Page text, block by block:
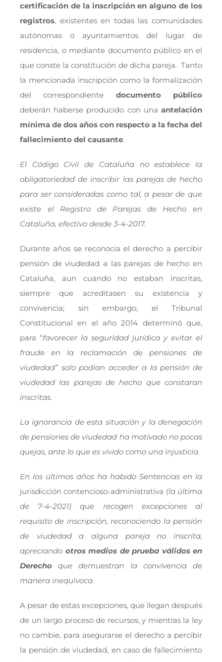
certificación de la inscripción en alguno de los
registros, existentes en todas las comunidades
autónomas o ayuntamientos del lugar de
residencia, o mediante documento público en el
que conste la constitución de dicha pareja. Tanto
la mencionada inscripción como la formalización
del correspondiente documento público
deberán haberse producido con una antelación
mínima de dos años con respecto a la fecha del
fallecimiento del causante.
El Código Civil de Cataluña no establece la
obligatoriedad de inscribir las parejas de hecho
para ser consideradas como tal, a pesar de que
existe el Registro de Parejas de Hecho en
Cataluña, efectivo desde 3-4-2017.
Durante años se reconocía el derecho a percibir
pensión de viudedad a las parejas de hecho en
Cataluña, aun cuando no estaban inscritas,
siempre que acreditasen su existencia y
convivencia; sin embargo, el Tribunal
Constitucional en el año 2014 determinó que,
para “favorecer la seguridad jurídica y evitar el
fraude en la reclamación de pensiones de
viudedad” solo podían acceder a la pensión de
viudedad las parejas de hecho que constaran
inscritas.
La ignorancia de esta situación y la denegación
de pensiones de viudedad ha motivado no pocas
quejas, ante lo que es vivido como una injusticia.
En los últimos años ha habido Sentencias en la
jurisdicción contencioso-administrativa (la última
de 7-4-2021) que recogen excepciones al
requisito de inscripción, reconociendo la pensión
de viudedad a alguna pareja no inscrita,
apreciando otros medios de prueba válidos en
Derecho
que demuestran la convivencia de
manera inequívoca.
A pesar de estas excepciones, que llegan después
de un largo proceso de recursos, y mientras la ley
no cambie, para asegurarse el derecho a percibir
la pensión de viudedad, en caso de fallecimiento